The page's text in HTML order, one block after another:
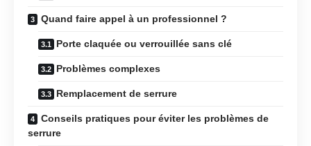
Quand faire appel à un professionnel ?
Porte claquée ou verrouillée sans clé
Problèmes complexes
Remplacement de serrure
Conseils pratiques pour éviter les problèmes de
serrure